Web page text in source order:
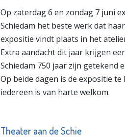
Op zaterdag 6 en zondag 7 juni
Schiedam het beste werk dat
expositie vindt plaats in het
Extra aandacht dit jaar krijgen
Schiedam 750 jaar zijn getekend
Op beide dagen is de expositie
iedereen is van harte welkom.
Theater aan de Schie